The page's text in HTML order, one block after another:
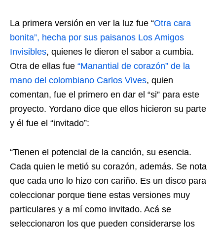
La primera versión en ver la luz fue “Otra cara
bonita”, hecha por sus paisanos Los Amigos
Invisibles, quienes le dieron el sabor a cumbia.
Otra de ellas fue “Manantial de corazón” de la
mano del colombiano Carlos Vives, quien
comentan, fue el primero en dar el “si” para este
proyecto. Yordano dice que ellos hicieron su parte
y él fue el “invitado”:
“Tienen el potencial de la canción, su esencia.
Cada quien le metió su corazón, además. Se nota
que cada uno lo hizo con cariño. Es un disco para
coleccionar porque tiene estas versiones muy
particulares y a mí como invitado. Acá se
seleccionaron los que pueden considerarse los